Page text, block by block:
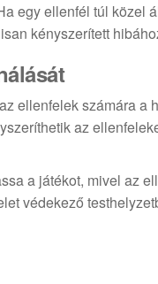
egy ellenfél túl közel
kényszerített
ellenfelek számára a
az
a játékot, mivel az
védekező